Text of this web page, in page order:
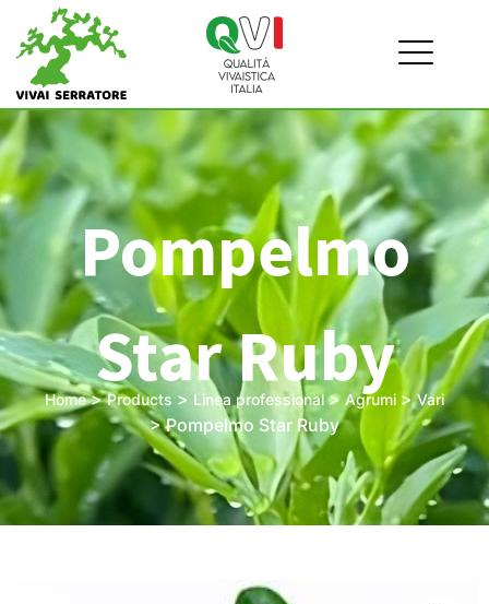
Pompelmo
Star Ruby
Home>Products> Linea professional> Agrumi >Vari
>Pompelmo Star Ruby